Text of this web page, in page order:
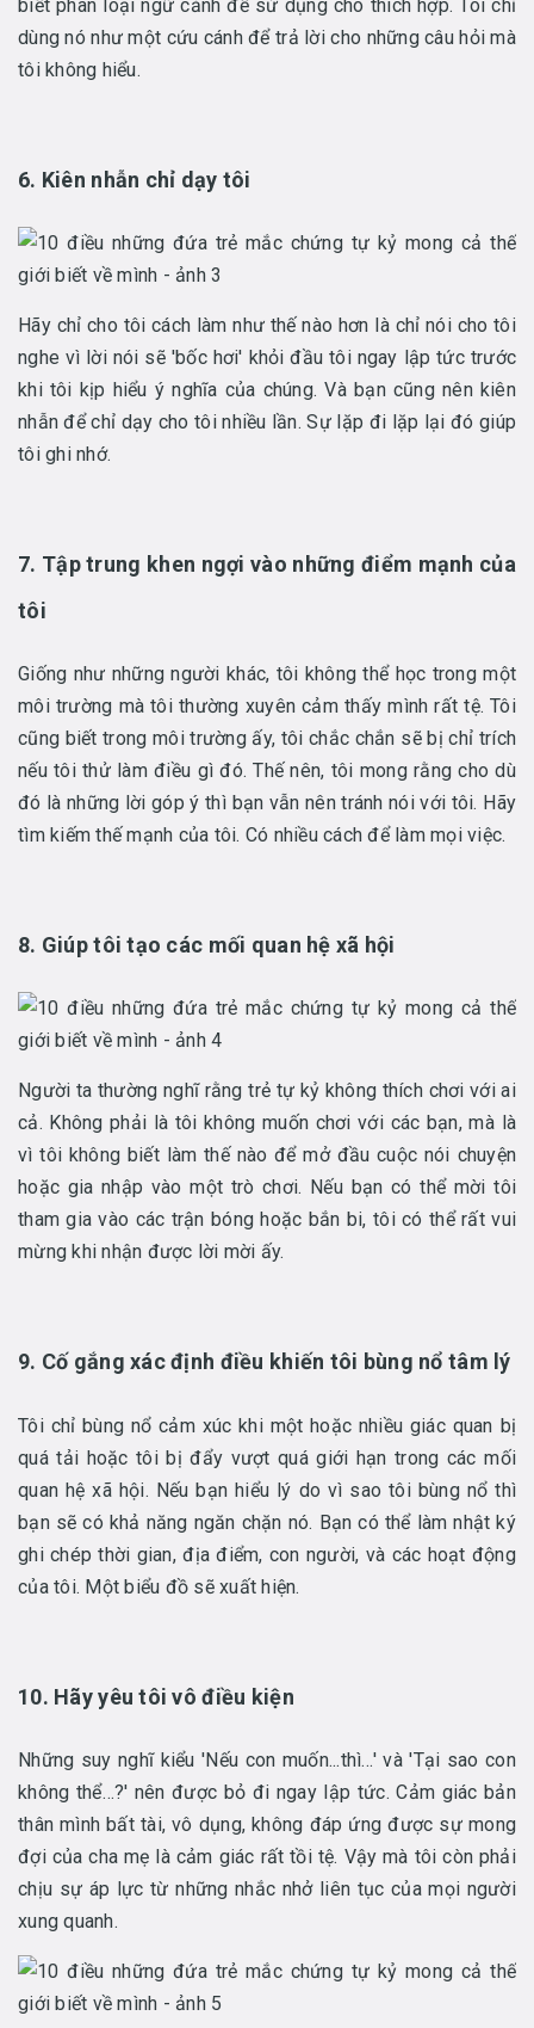
biết phân loại ngữ cảnh để sử dụng cho thích hợp. Tôi chỉ
dùng nó như một cứu cánh để trả lời cho những câu hỏi mà
tôi không hiểu.
6. Kiên nhẫn chỉ dạy tôi
Hãy chỉ cho tôi cách làm như thế nào hơn là chỉ nói cho tôi
nghe vì lời nói sẽ 'bốc hơi' khỏi đầu tôi ngay lập tức trước
khi tôi kịp hiểu ý nghĩa của chúng. Và bạn cũng nên kiên
nhẫn để chỉ dạy cho tôi nhiều lần. Sự lặp đi lặp lại đó giúp
tôi ghi nhớ.
7. Tập trung khen ngợi vào những điểm mạnh của
tôi
Giống như những người khác, tôi không thể học trong một
môi trường mà tôi thường xuyên cảm thấy mình rất tệ. Tôi
cũng biết trong môi trường ấy, tôi chắc chắn sẽ bị chỉ trích
nếu tôi thử làm điều gì đó. Thế nên, tôi mong rằng cho dù
đó là những lời góp ý thì bạn vẫn nên tránh nói với tôi. Hãy
tìm kiếm thế mạnh của tôi. Có nhiều cách để làm mọi việc.
8. Giúp tôi tạo các mối quan hệ xã hội
Người ta thường nghĩ rằng trẻ tự kỷ không thích chơi với ai
cả. Không phải là tôi không muốn chơi với các bạn, mà là
vì tôi không biết làm thế nào để mở đầu cuộc nói chuyện
hoặc gia nhập vào một trò chơi. Nếu bạn có thể mời tôi
tham gia vào các trận bóng hoặc bắn bi, tôi có thể rất vui
mừng khi nhận được lời mời ấy.
9. Cố gắng xác định điều khiến tôi bùng nổ tâm lý
Tôi chỉ bùng nổ cảm xúc khi một hoặc nhiều giác quan bị
quá tải hoặc tôi bị đẩy vượt quá giới hạn trong các mối
quan hệ xã hội. Nếu bạn hiểu lý do vì sao tôi bùng nổ thì
bạn sẽ có khả năng ngăn chặn nó. Bạn có thể làm nhật ký
ghi chép thời gian, địa điểm, con người, và các hoạt động
của tôi. Một biểu đồ sẽ xuất hiện.
10. Hãy yêu tôi vô điều kiện
Những suy nghĩ kiểu 'Nếu con muốn...thì…' và 'Tại sao con
không thể…?' nên được bỏ đi ngay lập tức. Cảm giác bản
thân mình bất tài, vô dụng, không đáp ứng được sự mong
đợi của cha mẹ là cảm giác rất tồi tệ. Vậy mà tôi còn phải
chịu sự áp lực từ những nhắc nhở liên tục của mọi người
xung quanh.